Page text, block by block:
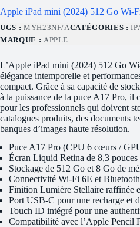
Apple iPad mini (2024) 512 Go Wi-
UGS : MYH23NF/ACATÉGORIES :
MARQUE : APPLE
L’Apple iPad mini (2024) 512 Go
élégance intemporelle et
compact. Grâce à sa capacité de
à la puissance de la puce A17 Pro, il
pour les professionnels qui doivent
catalogues produits, des documents
banques d’images haute résolution.
Puce A17 Pro (CPU 6 cœurs /
Écran Liquid Retina de 8,3
Stockage de 512 Go et 8 Go de
Connectivité Wi-Fi 6E et
Finition Lumière Stellaire raffinée
Port USB-C pour une recharge et
Touch ID intégré pour une
Compatibilité avec l’Apple Pencil